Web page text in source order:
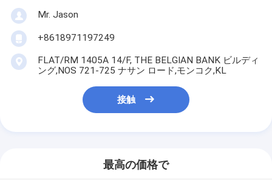
Mr. Jason
+8618971197249
FLAT/RM 1405A 14/F, THE BELGIAN BANK ビルディ
ング,NOS 721-725 ナサン ロード,モンコク,KL
接触
最高の価格で